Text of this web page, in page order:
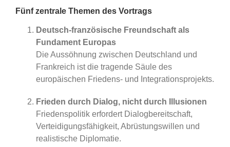
Fünf zentrale Themen des Vortrags
Deutsch-französische Freundschaft als
Fundament Europas
Die Aussöhnung zwischen Deutschland und
Frankreich ist die tragende Säule des
europäischen Friedens- und Integrationsprojekts.
Frieden durch Dialog, nicht durch Illusionen
Friedenspolitik erfordert Dialogbereitschaft,
Verteidigungsfähigkeit, Abrüstungswillen und
realistische Diplomatie.